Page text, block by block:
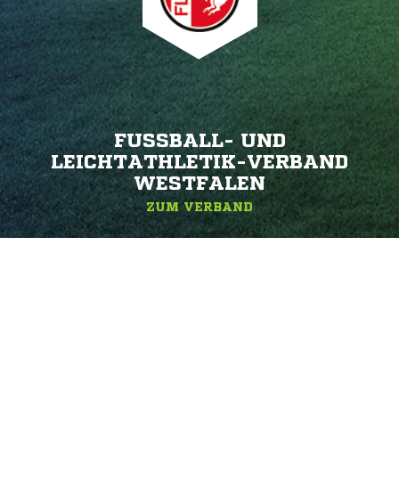
FUSSBALL- UND L
EICHTATHLETIK-VERBAND W
ESTFALEN
ZUM VERBAND